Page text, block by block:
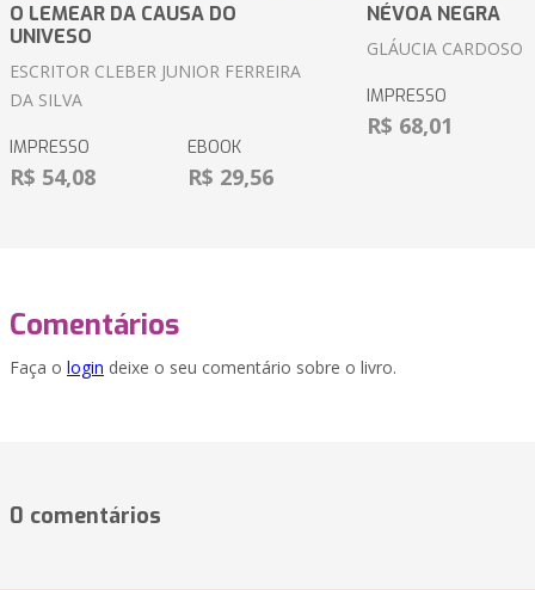
O LEMEAR DA CAUSA DO
UNIVESO
ESCRITOR CLEBER JUNIOR FERREIRA
DA SILVA
IMPRESSO
R$ 54,08
EBOOK
R$ 29,56
NÉVOA NEGRA
GLÁUCIA CARDOSO
IMPRESSO
R$ 68,01
Comentários
Faça o login deixe o seu comentário sobre o livro.
0 comentários